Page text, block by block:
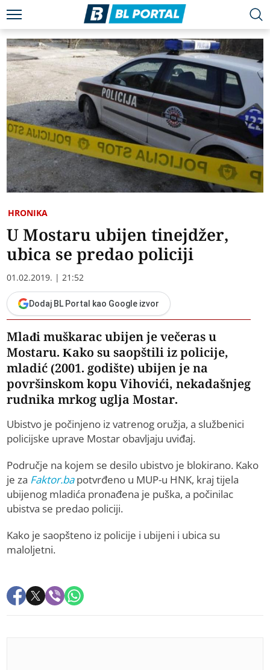
HRONIKA
U Mostaru ubijen tinejdžer,
ubica se predao policiji
01.02.2019. | 21:52
Dodaj BL Portal kao Google izvor
Mlađi muškarac ubijen je večeras u
Mostaru. Kako su saopštili iz policije,
mladić (2001. godište) ubijen je na
površinskom kopu Vihovići, nekadašnjeg
rudnika mrkog uglja Mostar.
Ubistvo je počinjeno iz vatrenog oružja, a službenici
policijske uprave Mostar obavljaju uviđaj.
Područje na kojem se desilo ubistvo je blokirano. Kako
je za Faktor.bapotvrđeno u MUP-u HNK, kraj tijela
ubijenog mladića pronađena je puška, a počinilac
ubistva se predao policiji.
Kako je saopšteno iz policije i ubijeni i ubica su
maloljetni.